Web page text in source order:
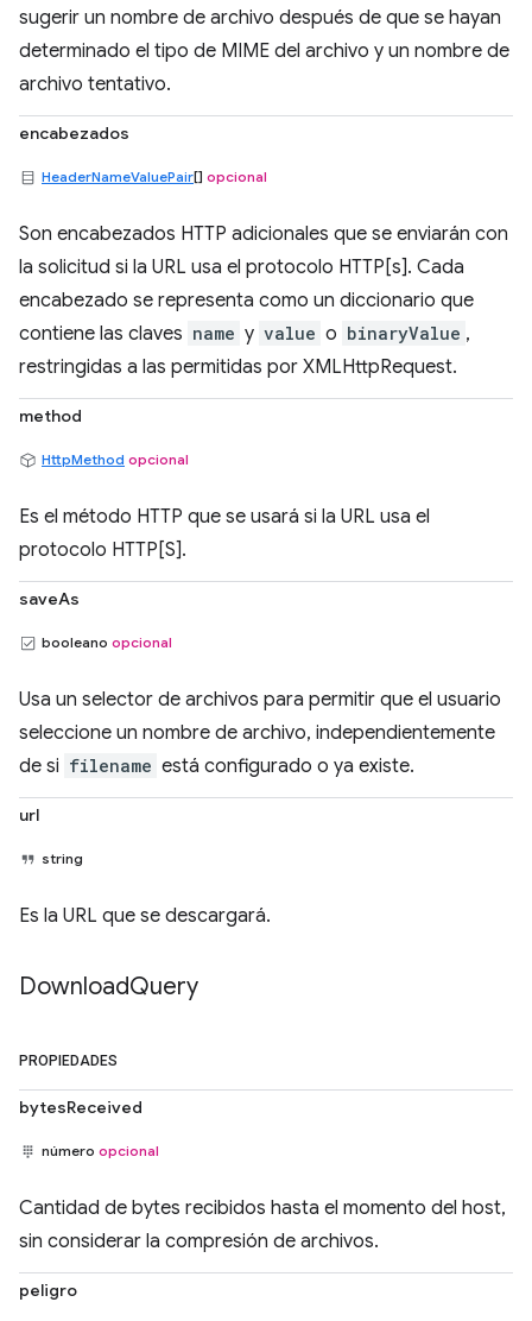
sugerir un nombre de archivo después de que se hayan
determinado el tipo de MIME del archivo y un nombre de
archivo tentativo.
encabezados
HeaderNameValuePair[] opcional
Son encabezados HTTP adicionales que se enviarán con
la solicitud si la URL usa el protocolo HTTP[s]. Cada
encabezado se representa como un diccionario que
contiene las claves name y value o binaryValue ,
restringidas a las permitidas por XMLHttpRequest.
method
HttpMethod opcional
Es el método HTTP que se usará si la URL usa el
protocolo HTTP[S].
saveAs
booleano opcional
Usa un selector de archivos para permitir que el usuario
seleccione un nombre de archivo, independientemente
de si filename está configurado o ya existe.
url
string
Es la URL que se descargará.
DownloadQuery
PROPIEDADES
bytesReceived
número opcional
Cantidad de bytes recibidos hasta el momento del host,
sin considerar la compresión de archivos.
peligro